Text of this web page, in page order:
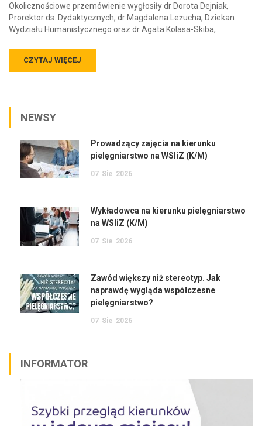
Okolicznościowe przemówienie wygłosiły dr Dorota Dejniak,
Prorektor ds. Dydaktycznych, dr Magdalena Leżucha, Dziekan
Wydziału Humanistycznego oraz dr Agata Kolasa-Skiba,
CZYTAJ WIĘCEJ
NEWSY
Prowadzący zajęcia na kierunku
pielęgniarstwo na WSIiZ (K/M)
07 Sie 2026
Wykładowca na kierunku pielęgniarstwo
na WSIiZ (K/M)
07 Sie 2026
Zawód większy niż stereotyp. Jak
naprawdę wygląda współczesne
pielęgniarstwo?
07 Sie 2026
INFORMATOR